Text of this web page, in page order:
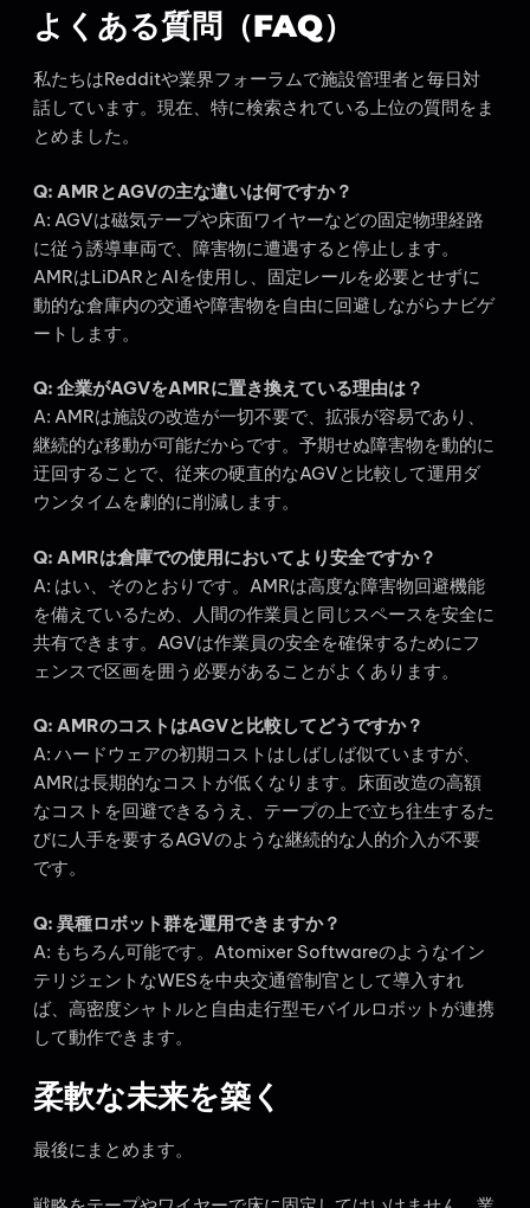
よくある質問（FAQ）
私たちはRedditや業界フォーラムで施設管理者と毎日対
話しています。現在、特に検索されている上位の質問をま
とめました。
Q: AMRとAGVの主な違いは何ですか？
A: AGVは磁気テープや床面ワイヤーなどの固定物理経路
に従う誘導車両で、障害物に遭遇すると停止します。
AMRはLiDARとAIを使用し、固定レールを必要とせずに
動的な倉庫内の交通や障害物を自由に回避しながらナビゲ
ートします。
Q: 企業がAGVをAMRに置き換えている理由は？
A: AMRは施設の改造が一切不要で、拡張が容易であり、
継続的な移動が可能だからです。予期せぬ障害物を動的に
迂回することで、従来の硬直的なAGVと比較して運用ダ
ウンタイムを劇的に削減します。
Q: AMRは倉庫での使用においてより安全ですか？
A: はい、そのとおりです。AMRは高度な障害物回避機能
を備えているため、人間の作業員と同じスペースを安全に
共有できます。AGVは作業員の安全を確保するためにフ
ェンスで区画を囲う必要があることがよくあります。
Q: AMRのコストはAGVと比較してどうですか？
A: ハードウェアの初期コストはしばしば似ていますが、
AMRは長期的なコストが低くなります。床面改造の高額
なコストを回避できるうえ、テープの上で立ち往生するた
びに人手を要するAGVのような継続的な人的介入が不要
です。
Q: 異種ロボット群を運用できますか？
A: もちろん可能です。Atomixer Softwareのようなイン
テリジェントなWESを中央交通管制官として導入すれ
ば、高密度シャトルと自由走行型モバイルロボットが連携
して動作できます。
柔軟な未来を築く
最後にまとめます。